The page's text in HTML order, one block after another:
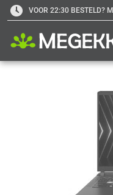
VOOR 22:30 BESTELD?